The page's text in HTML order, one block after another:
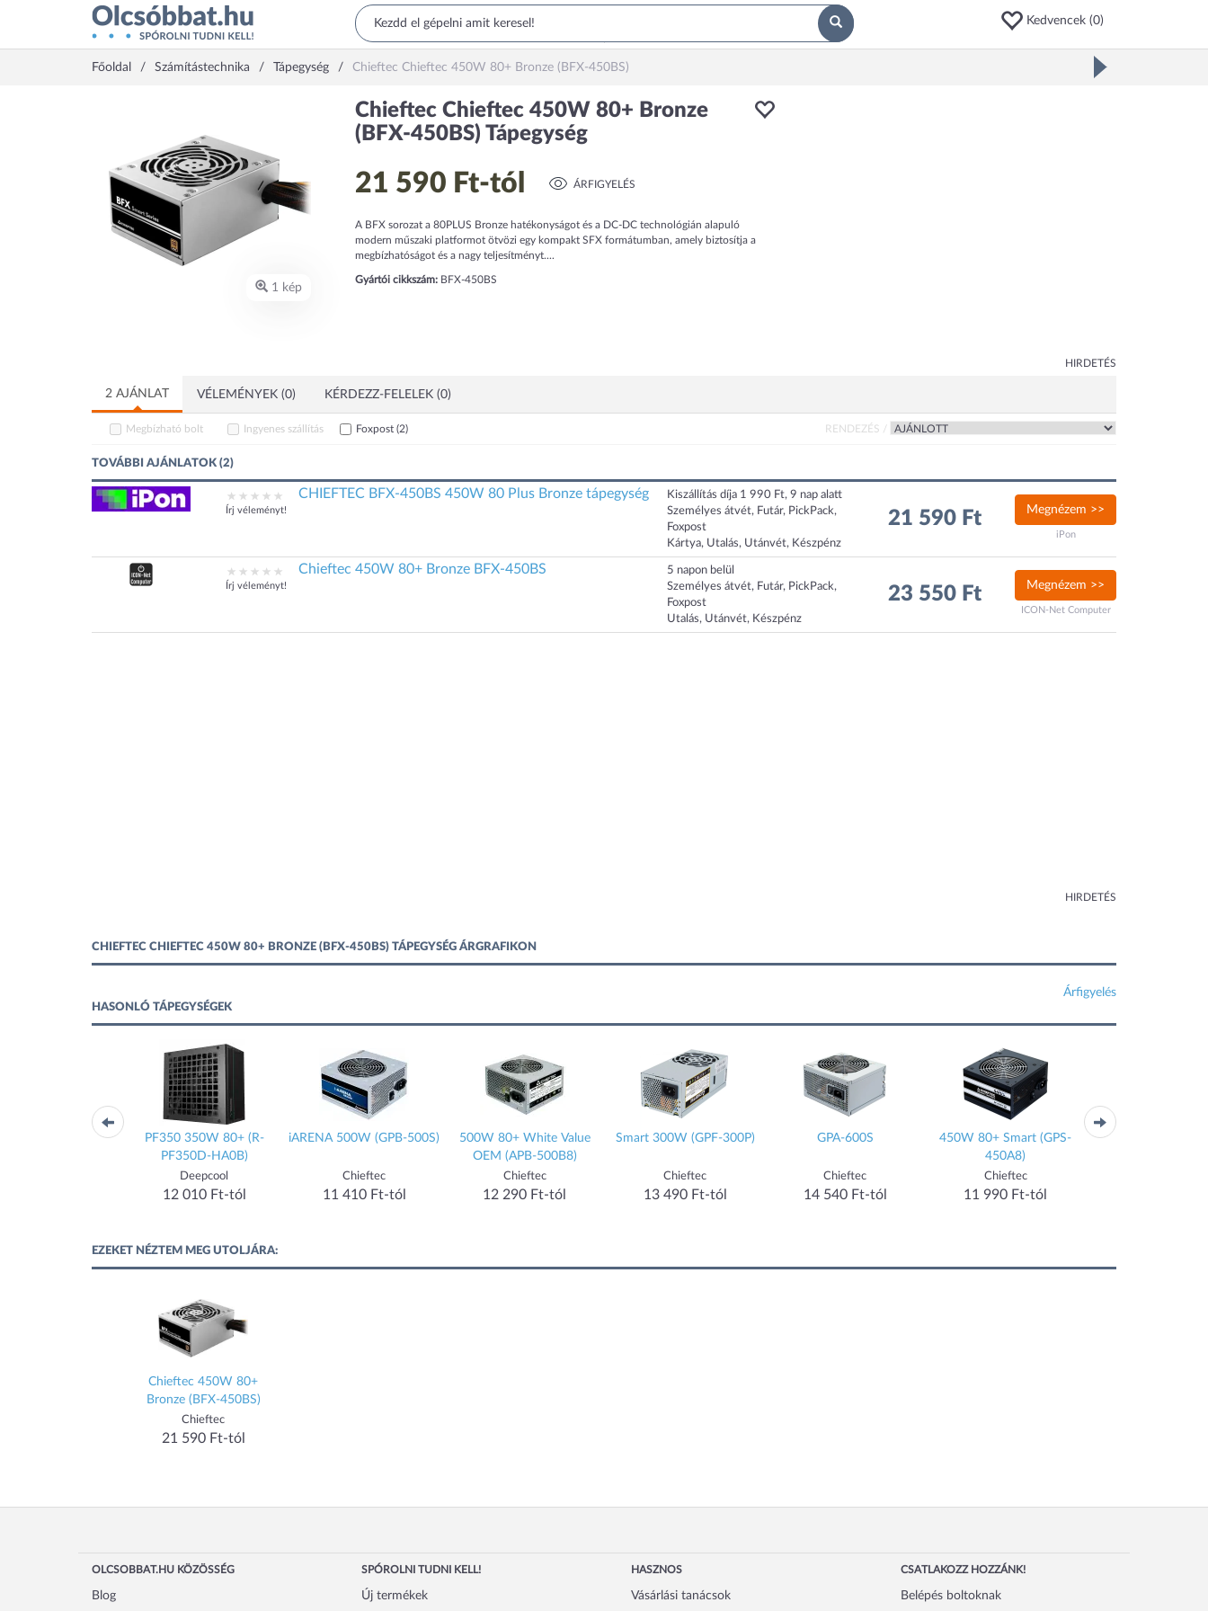
Kedvencek (0)
Főoldal Számítástechnika Tápegység Chieftec Chieftec 450W 80+ Bronze (BFX-450BS)
1 kép
Chieftec Chieftec 450W 80+ Bronze
(BFX-450BS) Tápegység
21 590 Ft-tól ÁRFIGYELÉS
A BFX sorozat a 80PLUS Bronze hatékonyságot és a DC-DC technológián alapuló
modern műszaki platformot ötvözi egy kompakt SFX formátumban, amely biztosítja a
megbízhatóságot és a nagy teljesítményt....
Gyártói cikkszám:BFX-450BS
HIRDETÉS
2 AJÁNLAT VÉLEMÉNYEK (0) KÉRDEZZ-FELELEK (0)
Megbízható bolt Ingyenes szállítás Foxpost (2) RENDEZÉS /
TOVÁBBI AJÁNLATOK (2)
Írj véleményt!
CHIEFTEC BFX-450BS 450W 80 Plus Bronze tápegység
Kiszállítás díja 1 990 Ft, 9 nap alatt
Személyes átvét, Futár, PickPack,
Foxpost
Kártya, Utalás, Utánvét, Készpénz
21 590 Ft Megnézem >>
iPon
Írj véleményt!
Chieftec 450W 80+ Bronze BFX-450BS
5 napon belül
Személyes átvét, Futár, PickPack,
Foxpost
Utalás, Utánvét, Készpénz
23 550 Ft Megnézem >>
ICON-Net Computer
HIRDETÉS
CHIEFTEC CHIEFTEC 450W 80+ BRONZE (BFX-450BS) TÁPEGYSÉG ÁRGRAFIKON
Árfigyelés
HASONLÓ TÁPEGYSÉGEK
80+ A-80 (CTG-
PF350 350W 80+ (R-
PF350D-HA0B)
Deepcool
12 010 Ft-tól
iARENA 500W (GPB-500S)
Chieftec
11 410 Ft-tól
500W 80+ White Value
OEM (APB-500B8)
Chieftec
12 290 Ft-tól
Smart 300W (GPF-300P)
Chieftec
13 490 Ft-tól
GPA-600S
Chieftec
14 540 Ft-tól
450W 80+ Smart (GPS-
450A8)
Chieftec
11 990 Ft-tól
400W 80+ Smart
EZEKET NÉZTEM MEG UTOLJÁRA:
Chieftec 450W 80+
Bronze (BFX-450BS)
Chieftec
21 590 Ft-tól
OLCSOBBAT.HU KÖZÖSSÉG
Blog
SPÓROLNI TUDNI KELL!
Új termékek
HASZNOS
Vásárlási tanácsok
CSATLAKOZZ HOZZÁNK!
Belépés boltoknak